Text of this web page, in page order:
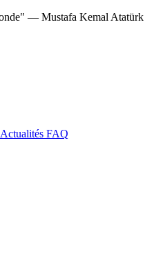
— Mustafa Kemal Atatürk
Actualités FAQ